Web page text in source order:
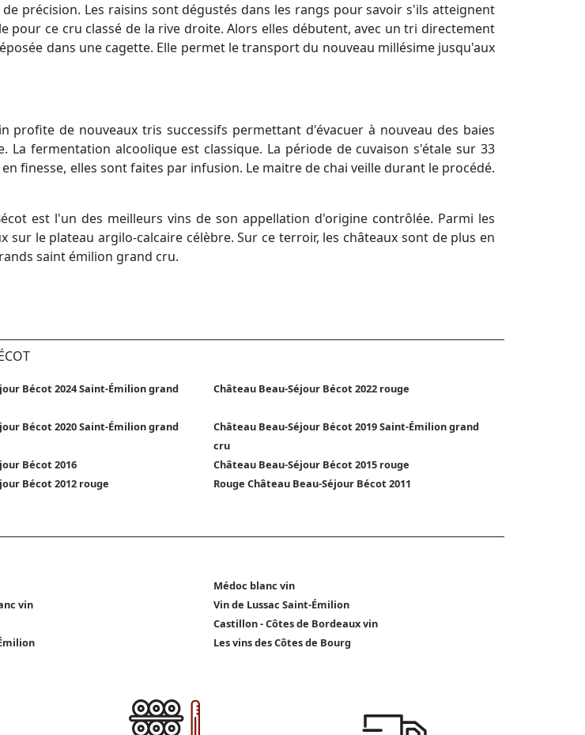
précision. Les raisins sont dégustés dans les rangs pour savoir s'ils atteignent
pour ce cru classé de la rive droite. Alors elles débutent, avec un tri directement
dans une cagette. Elle permet le transport du nouveau millésime jusqu'aux
profite de nouveaux tris successifs permettant d'évacuer à nouveau des baies
fermentation alcoolique est classique. La période de cuvaison s'étale sur 33
finesse, elles sont faites par infusion. Le maitre de chai veille durant le procédé.
est l'un des meilleurs vins de son appellation d'origine contrôlée. Parmi les
sur le plateau argilo-calcaire célèbre. Sur ce terroir, les châteaux sont de plus en
saint émilion grand cru.
Bécot 2024 Saint-Émilion grand
Château Beau-Séjour Bécot 2022 rouge
Bécot 2020 Saint-Émilion grand
Château Beau-Séjour Bécot 2019 Saint-Émilion grand
cru
Bécot 2016
Château Beau-Séjour Bécot 2015 rouge
Bécot 2012 rouge Rouge Château Beau-Séjour Bécot 2011
Médoc blanc vin
vin
Vin de Lussac Saint-Émilion
Castillon - Côtes de Bordeaux vin
Les vins des Côtes de Bourg